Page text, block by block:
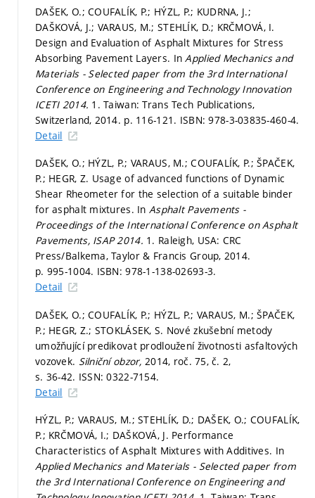
DAŠEK, O.; COUFALÍK, P.; HÝZL, P.; KUDRNA, J.;
DAŠKOVÁ, J.; VARAUS, M.; STEHLÍK, D.; KRČMOVÁ, I.
Design and Evaluation of Asphalt Mixtures for Stress
Absorbing Pavement Layers. InApplied Mechanics and
Materials - Selected paper from the 3rd International
Conference on Engineering and Technology Innovation
ICETI 2014. 1. Taiwan: Trans Tech Publications,
Switzerland, 2014. p. 116-121. ISBN: 978-3-03835-460-4.
Detail
DAŠEK, O.; HÝZL, P.; VARAUS, M.; COUFALÍK, P.; ŠPAČEK,
P.; HEGR, Z. Usage of advanced functions of Dynamic
Shear Rheometer for the selection of a suitable binder
for asphalt mixtures. In Asphalt Pavements -
Proceedings of the International Conference on Asphalt
Pavements, ISAP 2014. 1. Raleigh, USA: CRC
Press/Balkema, Taylor & Francis Group, 2014.
p. 995-1004. ISBN: 978-1-138-02693-3.
Detail
DAŠEK, O.; COUFALÍK, P.; HÝZL, P.; VARAUS, M.; ŠPAČEK,
P.; HEGR, Z.; STOKLÁSEK, S. Nové zkušební metody
umožňující predikovat prodloužení životnosti asfaltových
vozovek. Silniční obzor, 2014, roč. 75, č. 2,
s. 36-42. ISSN: 0322-7154.
Detail
HÝZL, P.; VARAUS, M.; STEHLÍK, D.; DAŠEK, O.; COUFALÍK,
P.; KRČMOVÁ, I.; DAŠKOVÁ, J. Performance
Characteristics of Asphalt Mixtures with Additives. In
Applied Mechanics and Materials - Selected paper from
the 3rd International Conference on Engineering and